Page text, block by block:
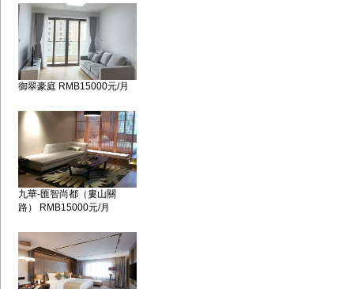
御翠豪庭 RMB15000元/月
九華-匯智尚都（婁山關
路） RMB15000元/月